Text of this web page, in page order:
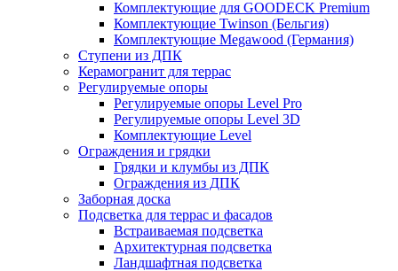
Комплектующие для GOODECK Premium
Комплектующие Twinson (Бельгия)
Комплектующие Megawood (Германия)
Ступени из ДПК
Керамогранит для террас
Регулируемые опоры
Регулируемые опоры Level Pro
Регулируемые опоры Level 3D
Комплектующие Level
Ограждения и грядки
Грядки и клумбы из ДПК
Ограждения из ДПК
Заборная доска
Подсветка для террас и фасадов
Встраиваемая подсветка
Архитектурная подсветка
Ландшафтная подсветка